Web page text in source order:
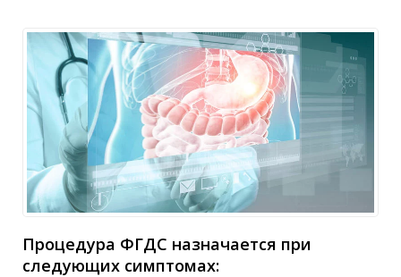
Процедура ФГДС назначается при
следующих симптомах: